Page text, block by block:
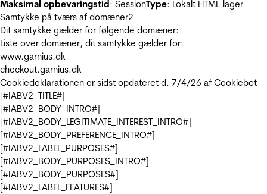
Maksimal opbevaringstid: SessionType: Lokalt HTML-lager
Samtykke på tværs af domæner2
Dit samtykke gælder for følgende domæner:
Liste over domæner, dit samtykke gælder for:
www.garnius.dk
checkout.garnius.dk
Cookiedeklarationen er sidst opdateret d. 7/4/26 af Cookiebot
[#IABV2_TITLE#]
[#IABV2_BODY_INTRO#]
[#IABV2_BODY_LEGITIMATE_INTEREST_INTRO#]
[#IABV2_BODY_PREFERENCE_INTRO#]
[#IABV2_LABEL_PURPOSES#]
[#IABV2_BODY_PURPOSES_INTRO#]
[#IABV2_BODY_PURPOSES#]
[#IABV2_LABEL_FEATURES#]